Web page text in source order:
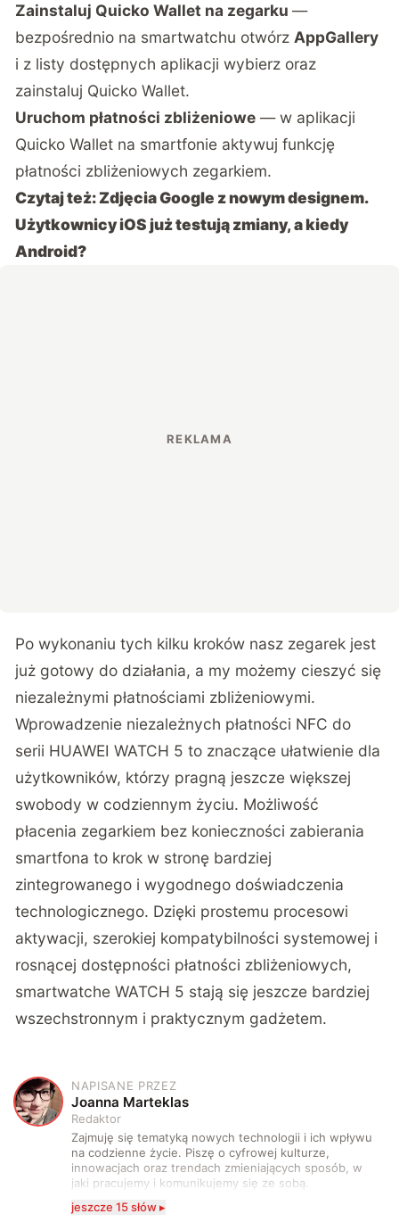
Zainstaluj Quicko Wallet na zegarku—
bezpośrednio na smartwatchu otwórz AppGallery
i z listy dostępnych aplikacji wybierz oraz
zainstaluj Quicko Wallet.
Uruchom płatności zbliżeniowe — w aplikacji
Quicko Wallet na smartfonie aktywuj funkcję
płatności zbliżeniowych zegarkiem.
Czytaj też:Zdjęcia Google z nowym designem.
Użytkownicy iOS już testują zmiany, a kiedy
Android?
Po wykonaniu tych kilku kroków nasz zegarek jest
już gotowy do działania, a my możemy cieszyć się
niezależnymi płatnościami zbliżeniowymi.
Wprowadzenie niezależnych płatności NFC do
serii HUAWEI WATCH 5 to znaczące ułatwienie dla
użytkowników, którzy pragną jeszcze większej
swobody w codziennym życiu. Możliwość
płacenia zegarkiem bez konieczności zabierania
smartfona to krok w stronę bardziej
zintegrowanego i wygodnego doświadczenia
technologicznego. Dzięki prostemu procesowi
aktywacji, szerokiej kompatybilności systemowej i
rosnącej dostępności płatności zbliżeniowych,
smartwatche WATCH 5 stają się jeszcze bardziej
wszechstronnym i praktycznym gadżetem.
J
NAPISANE PRZEZ
Joanna Marteklas
Redaktor
Zajmuję się tematyką nowych technologii i ich wpływu
na codzienne życie. Piszę o cyfrowej kulturze,
innowacjach oraz trendach zmieniających sposób, w
jaki pracujemy i komunikujemy się ze sobą.
Szczególnie interesuje mnie relacja między rozwojem
technologii a współczesną popkulturą. W wolnych
jeszcze 15 słów ▸